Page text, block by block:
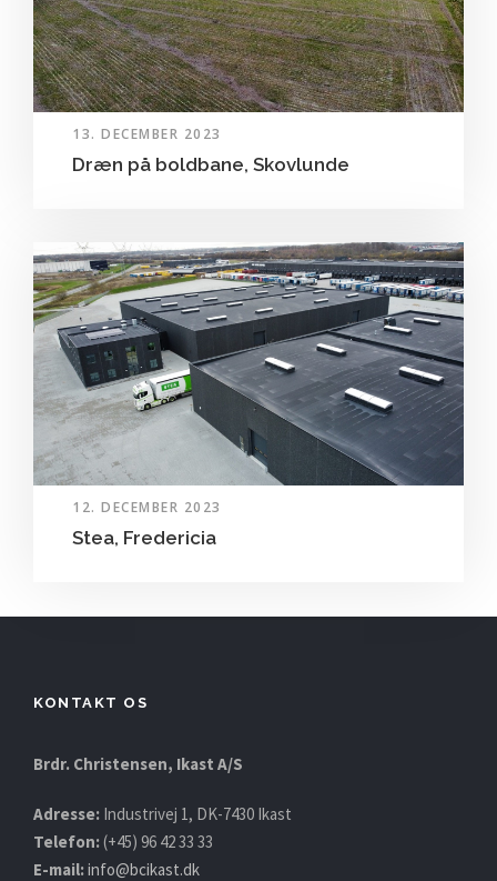
13. DECEMBER 2023
Dræn på boldbane, Skovlunde
12. DECEMBER 2023
Stea, Fredericia
KONTAKT OS
Brdr. Christensen, Ikast A/S
Adresse: Industrivej 1, DK-7430 Ikast
Telefon:(+45) 96 42 33 33
E-mail:info@bcikast.dk